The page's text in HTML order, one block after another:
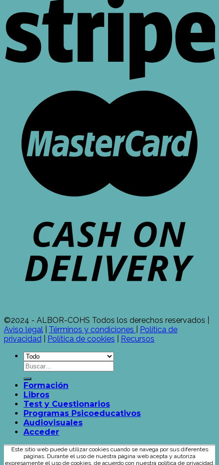
©2024 - ALBOR-COHS Todos los derechos reservados |
Aviso legal
Términos y condiciones
Política de
privacidad
Política de cookies Recursos
Formación
Libros
Test y Cuestionarios
Programas Psicoeducativos
Audiovisuales
Acceder
Este sitio web puede utilizar cookies cuando se navega por sus diferentes
páginas. Durante el uso de nuestra página web acepta y autoriza
expresamente el uso de cookies, de acuerdo con nuestra política de privacidad.